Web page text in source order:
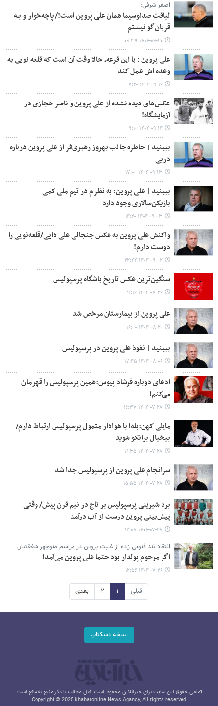
اصغر شرفی:
لیاقت صداوسیما همان علی پروین است!/ پاچه‌خوار و بله
قربان‌گو نیستم
۱۴۰۴-۰۹-۲۰ ۰۹:۳۹
علی پروین : با این قرعه، حالا وقت آن است که قلعه نویی به
وعده اش عمل کند
۱۴۰۴-۰۹-۱۶ ۰۷:۲۰
عکس‌های دیده نشده از علی پروین و ناصر حجازی در
آزمایشگاه!
۱۴۰۴-۰۹-۱۴ ۰۹:۱۰
ببینید | خاطره جالب بهروز رهبری‌فر از علی پروین درباره
دربی
۱۴۰۴-۰۹-۱۳ ۱۷:۰۰
ببینید | علی پروین: به نظرم در تیم ملی کمی
بازیکن‌سالاری وجود دارد
۱۴۰۴-۰۹-۰۳ ۱۴:۲۰
واکنش علی پروین به عکس جنجالی علی دایی/قلعه‌نویی را
دوست دارم!
۱۴۰۴-۰۹-۰۲ ۲۲:۴۴
سنگین‌ترین عکس تاریخ باشگاه پرسپولیس
۱۴۰۴-۰۸-۲۶ ۲۱:۱۶
علی پروین از بیمارستان مرخص شد
۱۴۰۴-۰۸-۲۰ ۱۶:۰۰
ببینید | نفوذ علی پروین در پرسپولیس
۱۴۰۴-۰۸-۰۶ ۱۷:۴۵
ادعای دوباره فرشاد پیوس:همین پرسپولیس را قهرمان
می‌کنم!
۱۴۰۴-۰۷-۲۸ ۱۶:۳۷
مایلی کهن:بله! با هوادار متمول پرسپولیس ارتباط دارم/
بیخیال برانکو شوید
۱۴۰۴-۰۷-۲۸ ۱۶:۳۵
سرانجام علی پروین از پرسپولیس جدا شد
۱۴۰۴-۰۷-۲۸ ۱۵:۵۵
برد شیرینی پرسپولیس بر تاج در نیم قرن پیش/ وقتی
پیش‌بینی پروین درست از آب درآمد
۱۴۰۴-۰۷-۲۸ ۱۲:۰۸
انتقاد تند فنونی زاده از غیبت پروین در مراسم منوچهر شفقتیان
اگر مرحوم پولدار بود حتما علی پروین می‌آمد!
۱۴۰۴-۰۷-۲۶ ۱۲:۵۶
قبلی ۱ ۲ بعدی
نسخه دسکتاپ
تمامی حقوق این سایت برای خبرآنلاین محفوظ است. نقل مطالب با ذکر منبع بلامانع است.
Copyright © 2025 khabaronline News Agancy, All rights reserved